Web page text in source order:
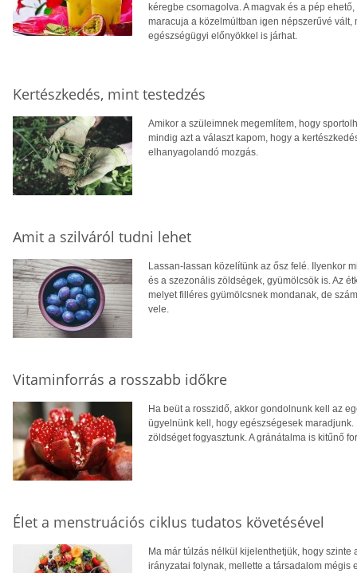
kéregbe csomagolva. A magvak és a pép
maracuja a közelmúltban igen népszerűvé
egészségügyi előnyökkel is járhat.
Kertészkedés, mint testedzés
Amikor a szüleimnek megemlítem, hogy
mindig azt a választ kapom, hogy a
elhanyagolandó mozgás.
Amit a szilváról tudni lehet
Lassan-lassan közelítünk az ősz felé. Ilyenkor
és a szezonális zöldségek, gyümölcsök is. Az
melyet filléres gyümölcsnek mondanak, de
vele.
Vitaminforrás a rosszabb időkre
Ha beüt a rosszidő, akkor gondolnunk kell az
ügyelnünk kell, hogy egészségesek
zöldséget fogyasztunk. A gránátalma is kitűnő
Élet a menstruációs ciklus tudatos követésével
Ma már túlzás nélkül kijelenthetjük, hogy
irányzatai folynak, mellette a társadalom mégis